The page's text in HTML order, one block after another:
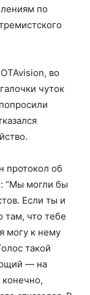
по
во
чуток
протокол об
“Мы могли бы
Если ты и
там, что тебе
могу к нему
такой
— на